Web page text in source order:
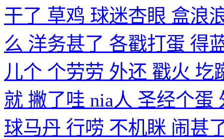
干了 草鸡 球迷杏眼 盒浪
么 洋务甚了 各戳打蛋 得
儿个 个劳劳 外还 戳火
就 撇了哇 nia人 圣经个蛋
球马丹 行唠 不机眯 闹甚